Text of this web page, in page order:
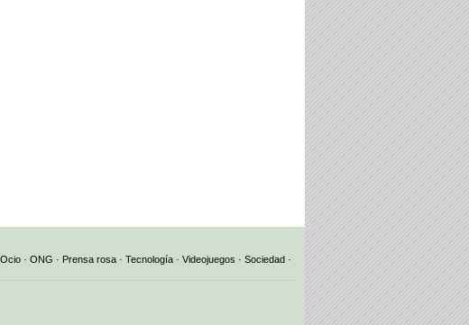
Ocio · ONG · Prensa rosa · Tecnología · Videojuegos · Sociedad ·